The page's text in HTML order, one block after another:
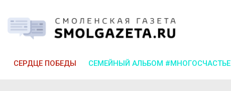
СЕРДЦЕ ПОБЕДЫ СЕМЕЙНЫЙ АЛЬБОМ #МНОГОСЧАСТЬЕ